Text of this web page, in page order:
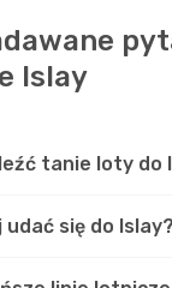
Islay
tanie loty do
udać się do Islay?